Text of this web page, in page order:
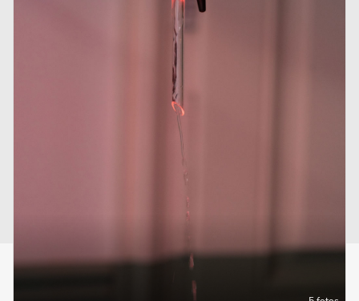
Powered by
Datenschutz